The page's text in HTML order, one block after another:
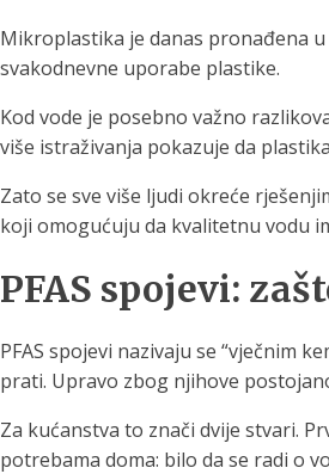
Mikroplastika je danas pronađena
svakodnevne uporabe plastike.
Kod vode je posebno važno
više istraživanja pokazuje da
Zato se sve više ljudi okreće
koji omogućuju da kvalitetnu vodu
PFAS spojevi:
PFAS spojevi nazivaju se “vječnim
prati. Upravo zbog njihove
Za kućanstva to znači dvije stvari.
potrebama doma: bilo da se radi o